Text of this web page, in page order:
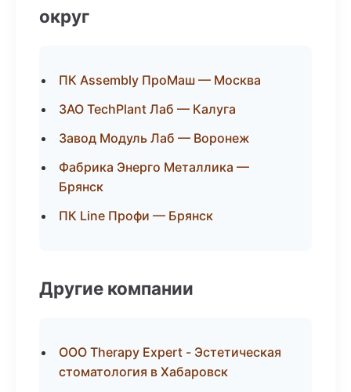
округ
ПК Assembly ПроМаш — Москва
ЗАО TechPlant Лаб — Калуга
Завод Модуль Лаб — Воронеж
Фабрика Энерго Металлика —
Брянск
ПК Line Профи — Брянск
Другие компании
ООО Therapy Expert - Эстетическая
стоматология в Хабаровск